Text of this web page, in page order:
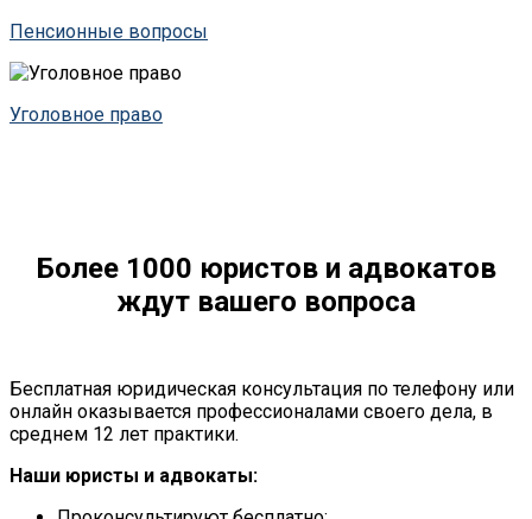
Пенсионные вопросы
Уголовное право
Более 1000 юристов и адвокатов
ждут вашего вопроса
Бесплатная юридическая консультация по телефону или
онлайн оказывается профессионалами своего дела, в
среднем 12 лет практики.
Наши юристы и адвокаты: